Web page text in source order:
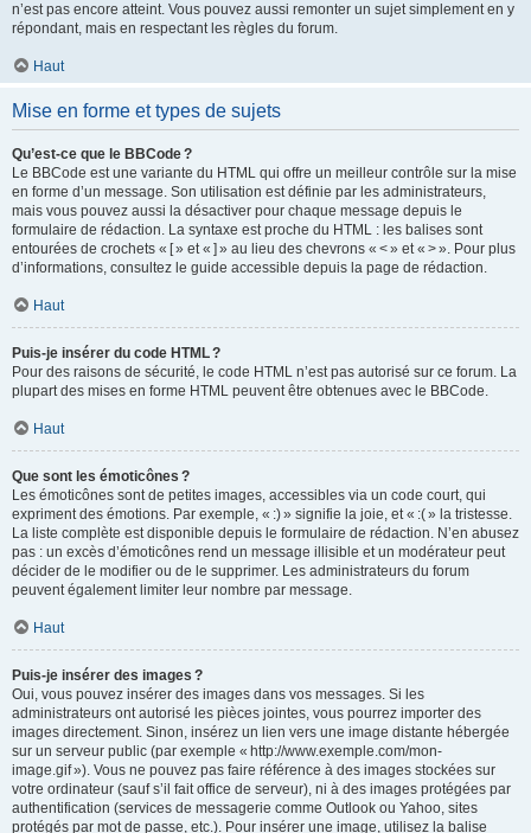
n’est pas encore atteint. Vous pouvez aussi remonter un sujet simplement en y
répondant, mais en respectant les règles du forum.
Haut
Mise en forme et types de sujets
Qu’est-ce que le BBCode ?
Le BBCode est une variante du HTML qui offre un meilleur contrôle sur la mise
en forme d’un message. Son utilisation est définie par les administrateurs,
mais vous pouvez aussi la désactiver pour chaque message depuis le
formulaire de rédaction. La syntaxe est proche du HTML : les balises sont
entourées de crochets « [ » et « ] » au lieu des chevrons « < » et « > ». Pour plus
d’informations, consultez le guide accessible depuis la page de rédaction.
Haut
Puis-je insérer du code HTML ?
Pour des raisons de sécurité, le code HTML n’est pas autorisé sur ce forum. La
plupart des mises en forme HTML peuvent être obtenues avec le BBCode.
Haut
Que sont les émoticônes ?
Les émoticônes sont de petites images, accessibles via un code court, qui
expriment des émotions. Par exemple, « :) » signifie la joie, et « :( » la tristesse.
La liste complète est disponible depuis le formulaire de rédaction. N’en abusez
pas : un excès d’émoticônes rend un message illisible et un modérateur peut
décider de le modifier ou de le supprimer. Les administrateurs du forum
peuvent également limiter leur nombre par message.
Haut
Puis-je insérer des images ?
Oui, vous pouvez insérer des images dans vos messages. Si les
administrateurs ont autorisé les pièces jointes, vous pourrez importer des
images directement. Sinon, insérez un lien vers une image distante hébergée
sur un serveur public (par exemple « http://www.exemple.com/mon-
image.gif »). Vous ne pouvez pas faire référence à des images stockées sur
votre ordinateur (sauf s’il fait office de serveur), ni à des images protégées par
authentification (services de messagerie comme Outlook ou Yahoo, sites
protégés par mot de passe, etc.). Pour insérer une image, utilisez la balise